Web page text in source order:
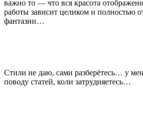
важно то — что вся красота
работы зависит целиком и полностью
фантазии…
Стили не даю, сами разберётесь… у
поводу статей, коли затрудняетесь…